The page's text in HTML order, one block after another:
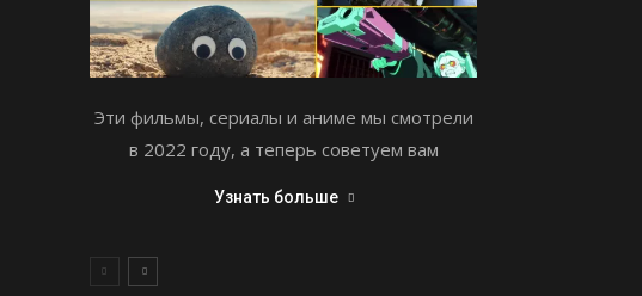
Эти фильмы, сериалы и аниме мы смотрели
в 2022 году, а теперь советуем вам
Узнать больше